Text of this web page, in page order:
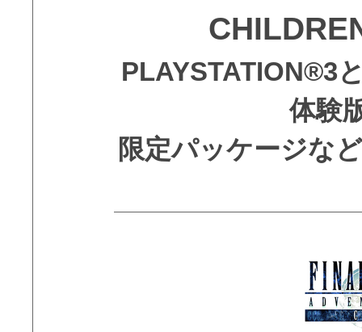
PLAYSTATION®3
体験
限定パッケージな